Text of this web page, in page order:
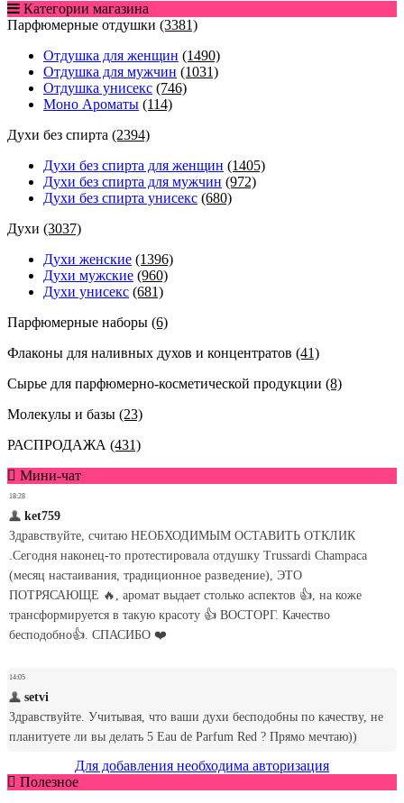
Категории магазина
Парфюмерные отдушки (3381)
Отдушка для женщин (1490)
Отдушка для мужчин (1031)
Отдушка унисекс (746)
Моно Ароматы (114)
Духи без спирта (2394)
Духи без спирта для женщин (1405)
Духи без спирта для мужчин (972)
Духи без спирта унисекс (680)
Духи (3037)
Духи женские (1396)
Духи мужские (960)
Духи унисекс (681)
Парфюмерные наборы (6)
Флаконы для наливных духов и концентратов (41)
Сырье для парфюмерно-косметической продукции (8)
Молекулы и базы (23)
РАСПРОДАЖА (431)
Мини-чат
Для добавления необходима авторизация
Полезное